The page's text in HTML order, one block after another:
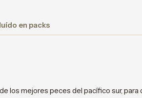
en packs
los mejores peces del pacífico sur,